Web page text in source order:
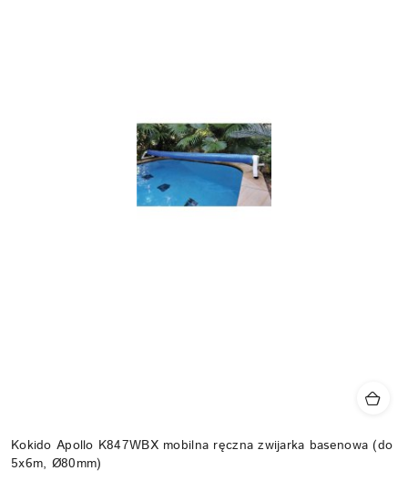
Kokido Apollo K847WBX mobilna ręczna zwijarka basenowa (do
5x6m, Ø80mm)